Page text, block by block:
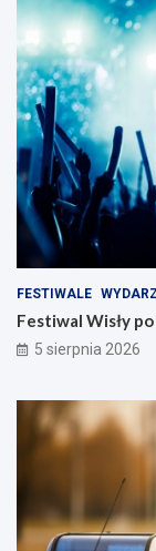
FESTIWALE
Festiwal Wisły
5 sierpnia 2026